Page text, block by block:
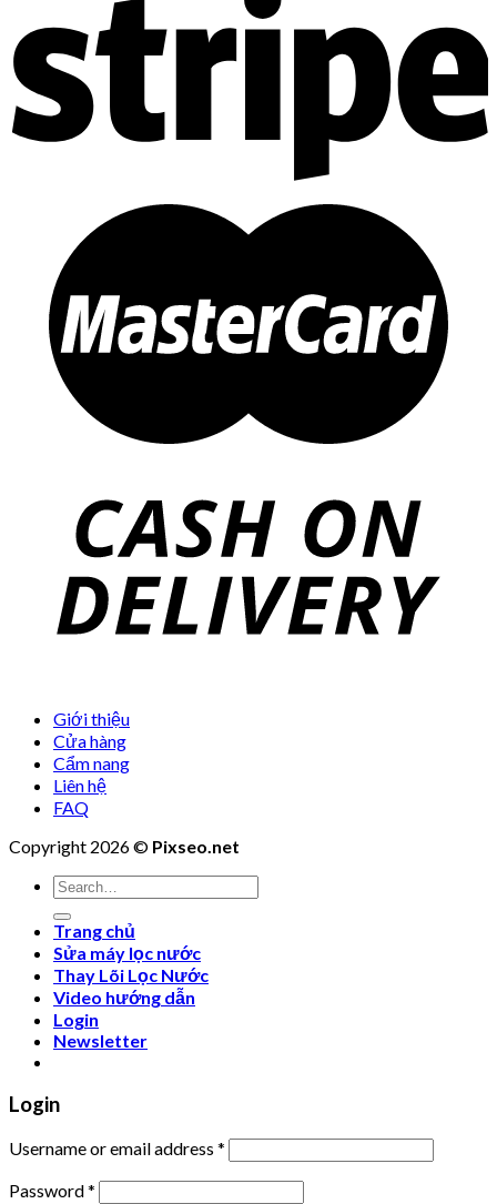
Giới thiệu
Cửa hàng
Cẩm nang
Liên hệ
FAQ
Copyright 2026 © Pixseo.net
Search
for:
Trang chủ
Sửa máy lọc nước
Thay Lõi Lọc Nước
Video hướng dẫn
Login
Newsletter
Login
Username or email address *
Password*